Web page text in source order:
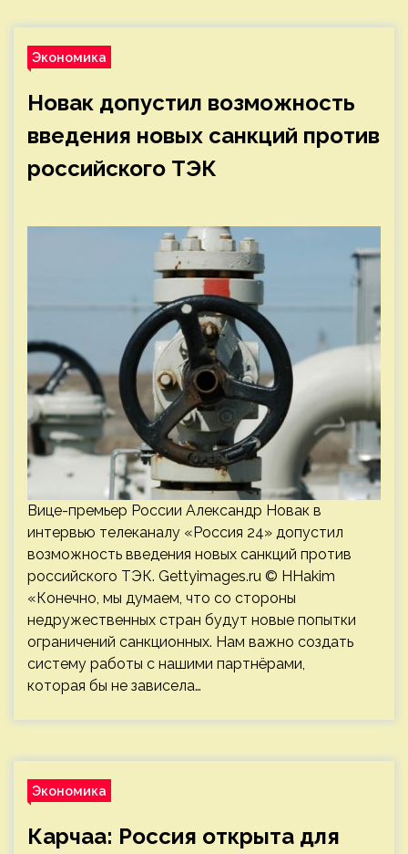
Экономика
Новак допустил возможность
введения новых санкций против
российского ТЭК
Вице-премьер России Александр Новак в
интервью телеканалу «Россия 24» допустил
возможность введения новых санкций против
российского ТЭК. Gettyimages.ru © HHakim
«Конечно, мы думаем, что со стороны
недружественных стран будут новые попытки
ограничений санкционных. Нам важно создать
систему работы с нашими партнёрами,
которая бы не зависела…
Экономика
Карчаа: Россия открыта для